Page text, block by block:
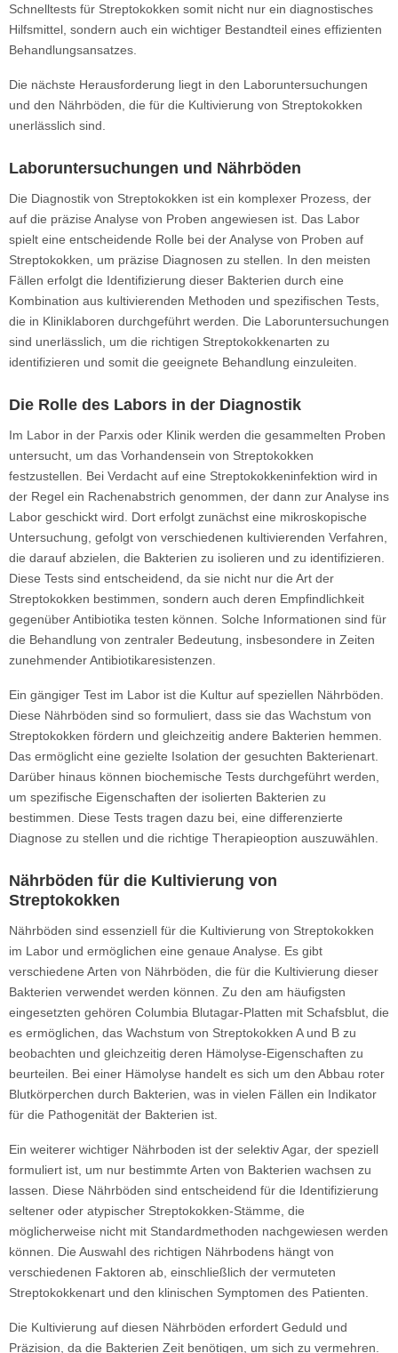
Schnelltests für Streptokokken somit nicht nur ein diagnostisches
Hilfsmittel, sondern auch ein wichtiger Bestandteil eines effizienten
Behandlungsansatzes.
Die nächste Herausforderung liegt in den Laboruntersuchungen
und den Nährböden, die für die Kultivierung von Streptokokken
unerlässlich sind.
Laboruntersuchungen und Nährböden
Die Diagnostik von Streptokokken ist ein komplexer Prozess, der
auf die präzise Analyse von Proben angewiesen ist. Das Labor
spielt eine entscheidende Rolle bei der Analyse von Proben auf
Streptokokken, um präzise Diagnosen zu stellen. In den meisten
Fällen erfolgt die Identifizierung dieser Bakterien durch eine
Kombination aus kultivierenden Methoden und spezifischen Tests,
die in Kliniklaboren durchgeführt werden. Die Laboruntersuchungen
sind unerlässlich, um die richtigen Streptokokkenarten zu
identifizieren und somit die geeignete Behandlung einzuleiten.
Die Rolle des Labors in der Diagnostik
Im Labor in der Parxis oder Klinik werden die gesammelten Proben
untersucht, um das Vorhandensein von Streptokokken
festzustellen. Bei Verdacht auf eine Streptokokkeninfektion wird in
der Regel ein Rachenabstrich genommen, der dann zur Analyse ins
Labor geschickt wird. Dort erfolgt zunächst eine mikroskopische
Untersuchung, gefolgt von verschiedenen kultivierenden Verfahren,
die darauf abzielen, die Bakterien zu isolieren und zu identifizieren.
Diese Tests sind entscheidend, da sie nicht nur die Art der
Streptokokken bestimmen, sondern auch deren Empfindlichkeit
gegenüber Antibiotika testen können. Solche Informationen sind für
die Behandlung von zentraler Bedeutung, insbesondere in Zeiten
zunehmender Antibiotikaresistenzen.
Ein gängiger Test im Labor ist die Kultur auf speziellen Nährböden.
Diese Nährböden sind so formuliert, dass sie das Wachstum von
Streptokokken fördern und gleichzeitig andere Bakterien hemmen.
Das ermöglicht eine gezielte Isolation der gesuchten Bakterienart.
Darüber hinaus können biochemische Tests durchgeführt werden,
um spezifische Eigenschaften der isolierten Bakterien zu
bestimmen. Diese Tests tragen dazu bei, eine differenzierte
Diagnose zu stellen und die richtige Therapieoption auszuwählen.
Nährböden für die Kultivierung von
Streptokokken
Nährböden sind essenziell für die Kultivierung von Streptokokken
im Labor und ermöglichen eine genaue Analyse. Es gibt
verschiedene Arten von Nährböden, die für die Kultivierung dieser
Bakterien verwendet werden können. Zu den am häufigsten
eingesetzten gehören Columbia Blutagar-Platten mit Schafsblut, die
es ermöglichen, das Wachstum von Streptokokken A und B zu
beobachten und gleichzeitig deren Hämolyse-Eigenschaften zu
beurteilen. Bei einer Hämolyse handelt es sich um den Abbau roter
Blutkörperchen durch Bakterien, was in vielen Fällen ein Indikator
für die Pathogenität der Bakterien ist.
Ein weiterer wichtiger Nährboden ist der selektiv Agar, der speziell
formuliert ist, um nur bestimmte Arten von Bakterien wachsen zu
lassen. Diese Nährböden sind entscheidend für die Identifizierung
seltener oder atypischer Streptokokken-Stämme, die
möglicherweise nicht mit Standardmethoden nachgewiesen werden
können. Die Auswahl des richtigen Nährbodens hängt von
verschiedenen Faktoren ab, einschließlich der vermuteten
Streptokokkenart und den klinischen Symptomen des Patienten.
Die Kultivierung auf diesen Nährböden erfordert Geduld und
Präzision, da die Bakterien Zeit benötigen, um sich zu vermehren.